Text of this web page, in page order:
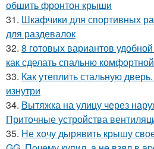
обшить фронтон крыши
31. Шкафчики для спортивных
для раздевалок
32. 8 готовых вариантов
как сделать спальню
33. Как утеплить стальную
изнутри
34. Вытяжка на улицу через
Приточные устройства
35. Не хочу дырявить крышу